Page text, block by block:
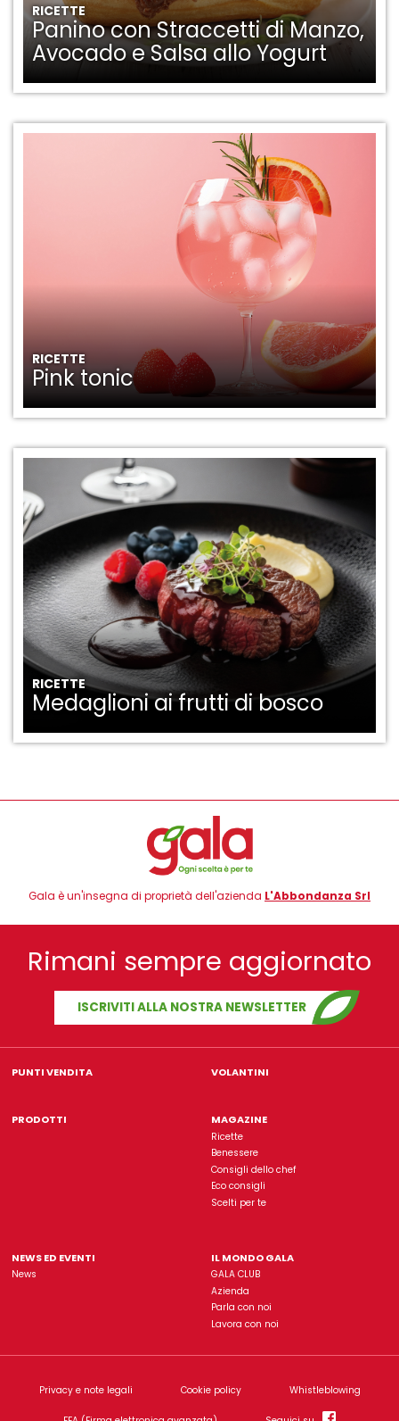
RICETTE
Panino con Straccetti di Manzo,
Avocado e Salsa allo Yogurt
RICETTE
Pink tonic
RICETTE
Medaglioni ai frutti di bosco